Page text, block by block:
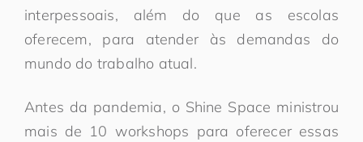
interpessoais, além do que as escolas
oferecem, para atender às demandas do
mundo do trabalho atual.
Antes da pandemia, o Shine Space ministrou
mais de 10 workshops para oferecer essas